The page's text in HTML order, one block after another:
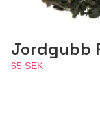
Jordgubb
65 SEK